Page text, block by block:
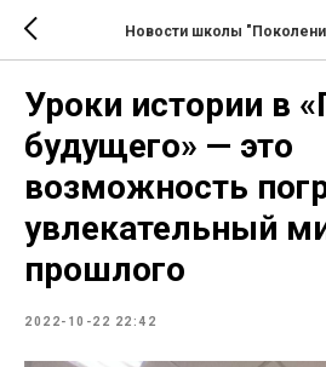
Новости школы
Уроки истории в
будущего» — это
возможность
увлекательный
прошлого
2022-10-22 22:42